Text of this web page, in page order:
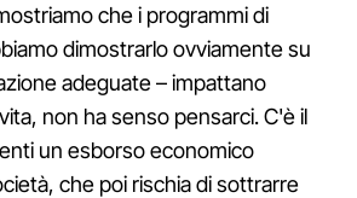
che i programmi di
dimostrarlo ovviamente su
adeguate – impattano
non ha senso pensarci. C'è il
un esborso economico
che poi rischia di sottrarre